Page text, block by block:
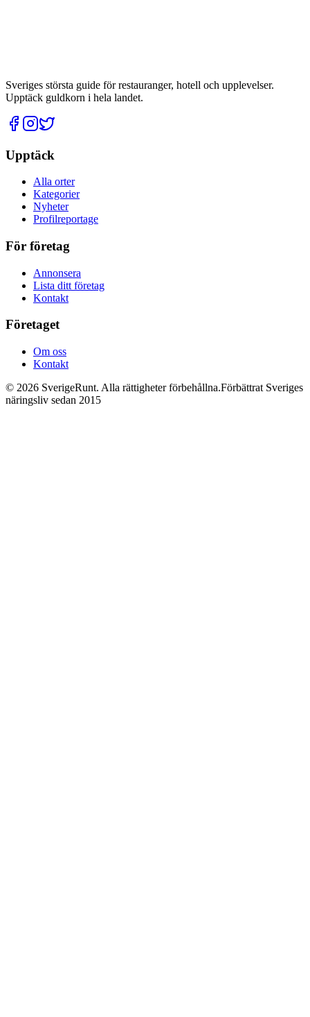
Sveriges största guide för restauranger, hotell och upplevelser.
Upptäck guldkorn i hela landet.
Upptäck
Alla orter
Kategorier
Nyheter
Profilreportage
För företag
Annonsera
Lista ditt företag
Kontakt
Företaget
Om oss
Kontakt
© 2026 SverigeRunt. Alla rättigheter förbehållna.Förbättrat Sveriges
näringsliv sedan 2015